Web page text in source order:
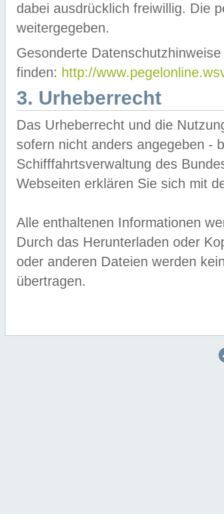
dabei ausdrücklich freiwillig. Die
weitergegeben.
Gesonderte
finden: http://
3. Urheberrecht
Das Urheberrecht und die
sofern nicht anders angegeben -
Schifffahrtsverwaltung des
Webseiten erklären Sie sich mit
Alle enthaltenen Informationen
Durch das Herunterladen oder
oder anderen Dateien werden
übertragen.